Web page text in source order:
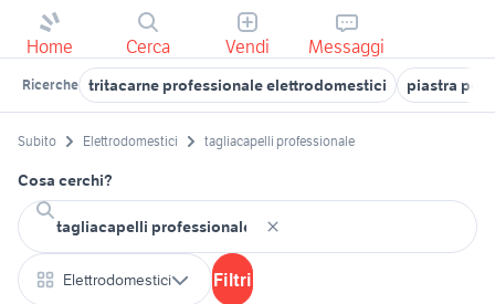
Home Cerca Vendi Messaggi
Ricerche tritacarne professionale elettrodomestici piastra per
Subito Elettrodomestici tagliacapelli professionale
Cosa cerchi?
Elettrodomestici Filtri